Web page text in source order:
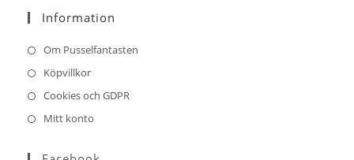
Information
Om Pusselfantasten
Köpvillkor
Cookies och GDPR
Mitt konto